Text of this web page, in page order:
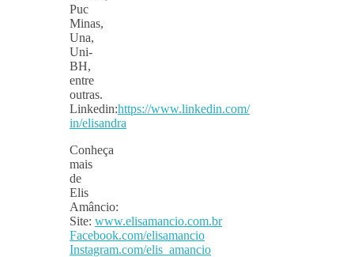
Puc
Minas,
Una,
Uni-
BH,
entre
outras.
Linkedin:https://www.linkedin.com/
in/elisandra
Conheça
mais
de
Elis
Amâncio:
Site: www.elisamancio.com.br
Facebook.com/elisamancio
Instagram.com/elis_amancio